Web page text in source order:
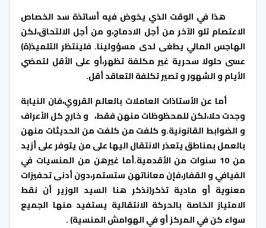
هذا في الوقت الذي يخوض فيه أساتذة سد الخصاص
الاعتصام تلو الآخر من أجل الادماج،و من أجل الالتحاق،لكن
الهاجس المالي يطغى لدى مسؤولينا. فلينتظر التلميذ(ة)
عسى حلولا سحرية غير مكلفة تظهر،أو على الأقل لتمضي
الأيام و الشهور و تصير تكلفة التعاقد أقل.
أما عن الأستاذات العاملات بالعالم القروي،فان النيابة
وجدت حلا،لكن للمحظوظات منهن فقط، و خارج كل الأعراف
و الضوابط القانونية.و كلفت من كلفت من الحديثات منهن
بالعمل بمناطق يتعذر الانتقال اليها على من يتوفر على أزيد
من 10 سنوات من الأقدمية.أما غيرهن من المنسيات في
الفيافي و القفار،فإن معاناتهن ستستمر،دون أدنى تحفيزات
معنوية أو مادية تذكر(نذكر هنا السيد الوزير أن نقط
الامتياز الخاصة بالحركة الانتقالية يستفيد منها الجميع
سواء كن في المركز أو في الهوامش المنسية) .